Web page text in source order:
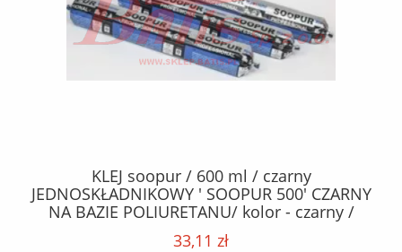
KLEJ soopur / 600 ml / czarny
JEDNOSKŁADNIKOWY ' SOOPUR 500' CZARNY
NA BAZIE POLIURETANU/ kolor - czarny /
karton 20 szt. / pistolet do kleju 307730 /
33,11 zł